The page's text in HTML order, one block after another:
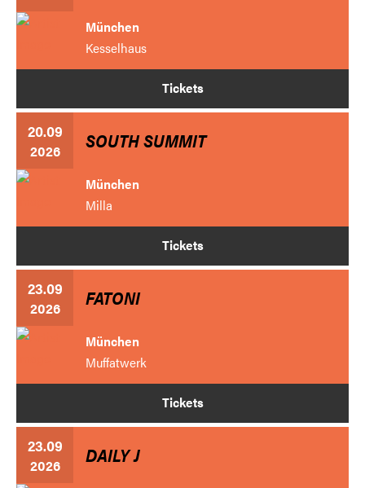
München
Kesselhaus
Tickets
20.09
2026 SOUTH SUMMIT
München
Milla
Tickets
23.09
2026 FATONI
München
Muffatwerk
Tickets
23.09
2026 DAILY J